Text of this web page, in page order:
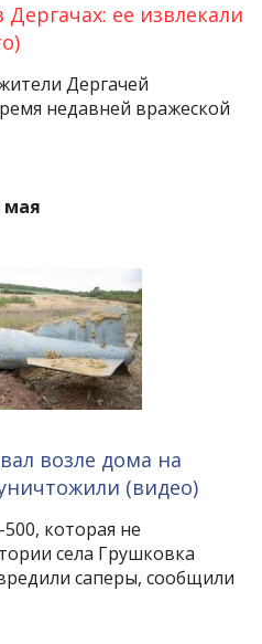
ее извлекали
Дергачей
недавней вражеской
мая
возле дома на
(видео)
которая не
села Грушковка
саперы, сообщили